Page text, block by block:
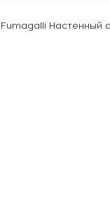
Fumagalli Настенный